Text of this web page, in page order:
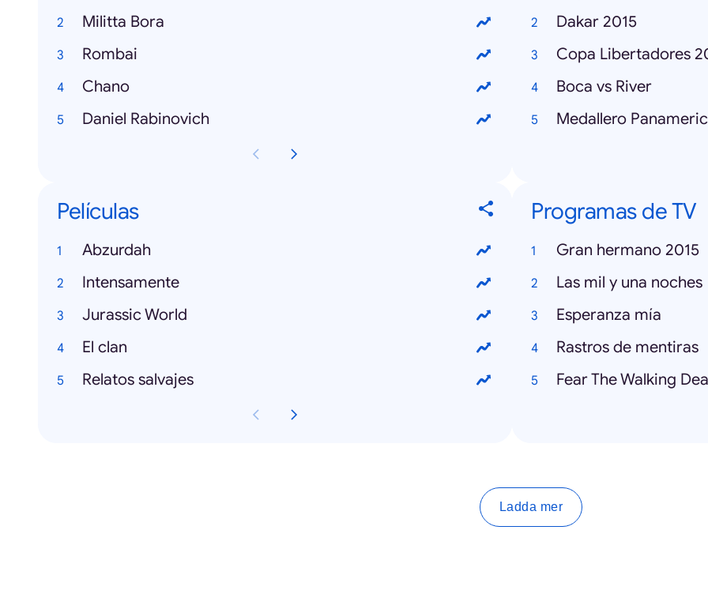
Militta Bora
Rombai
Chano
Daniel Rabinovich
Dakar 2015
Copa Libertadores
Boca vs River
Medallero
Películas
Abzurdah
Intensamente
Jurassic World
El clan
Relatos salvajes
Programas de TV
Gran hermano 2015
Las mil y una noches
Esperanza mía
Rastros de mentiras
Fear The Walking
Ladda mer